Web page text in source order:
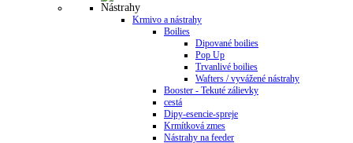
Nástrahy
Krmivo a nástrahy
Boilies
Dipované boilies
Pop Up
Trvanlivé boilies
Wafters / vyvážené nástrahy
Booster - Tekuté zálievky
cestá
Dipy-esencie-spreje
Krmítková zmes
Nástrahy na feeder